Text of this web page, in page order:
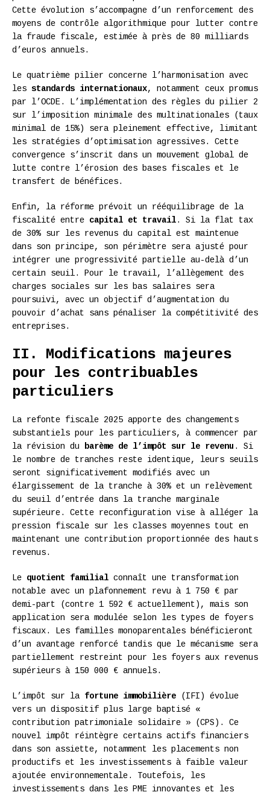
Cette évolution s’accompagne d’un renforcement des
moyens de contrôle algorithmique pour lutter contre
la fraude fiscale, estimée à près de 80 milliards
d’euros annuels.
Le quatrième pilier concerne l’harmonisation avec
les standards internationaux, notamment ceux promus
par l’OCDE. L’implémentation des règles du pilier 2
sur l’imposition minimale des multinationales (taux
minimal de 15%) sera pleinement effective, limitant
les stratégies d’optimisation agressives. Cette
convergence s’inscrit dans un mouvement global de
lutte contre l’érosion des bases fiscales et le
transfert de bénéfices.
Enfin, la réforme prévoit un rééquilibrage de la
fiscalité entre capital et travail. Si la flat tax
de 30% sur les revenus du capital est maintenue
dans son principe, son périmètre sera ajusté pour
intégrer une progressivité partielle au-delà d’un
certain seuil. Pour le travail, l’allègement des
charges sociales sur les bas salaires sera
poursuivi, avec un objectif d’augmentation du
pouvoir d’achat sans pénaliser la compétitivité des
entreprises.
II. Modifications majeures
pour les contribuables
particuliers
La refonte fiscale 2025 apporte des changements
substantiels pour les particuliers, à commencer par
la révision du
barème de l’impôt sur le revenu . Si
le nombre de tranches reste identique, leurs seuils
seront significativement modifiés avec un
élargissement de la tranche à 30% et un relèvement
du seuil d’entrée dans la tranche marginale
supérieure. Cette reconfiguration vise à alléger la
pression fiscale sur les classes moyennes tout en
maintenant une contribution proportionnée des hauts
revenus.
Le quotient familial connaît une transformation
notable avec un plafonnement revu à 1 750 € par
demi-part (contre 1 592 € actuellement), mais son
application sera modulée selon les types de foyers
fiscaux. Les familles monoparentales bénéficieront
d’un avantage renforcé tandis que le mécanisme sera
partiellement restreint pour les foyers aux revenus
supérieurs à 150 000 € annuels.
L’impôt sur la fortune immobilière (IFI) évolue
vers un dispositif plus large baptisé «
contribution patrimoniale solidaire » (CPS). Ce
nouvel impôt réintègre certains actifs financiers
dans son assiette, notamment les placements non
productifs et les investissements à faible valeur
ajoutée environnementale. Toutefois, les
investissements dans les PME innovantes et les